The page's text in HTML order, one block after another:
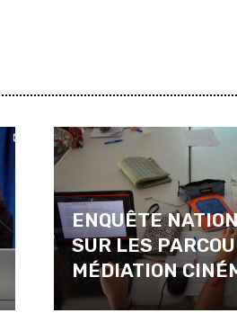
ENQUÊTE
SUR LES
MÉDIATION